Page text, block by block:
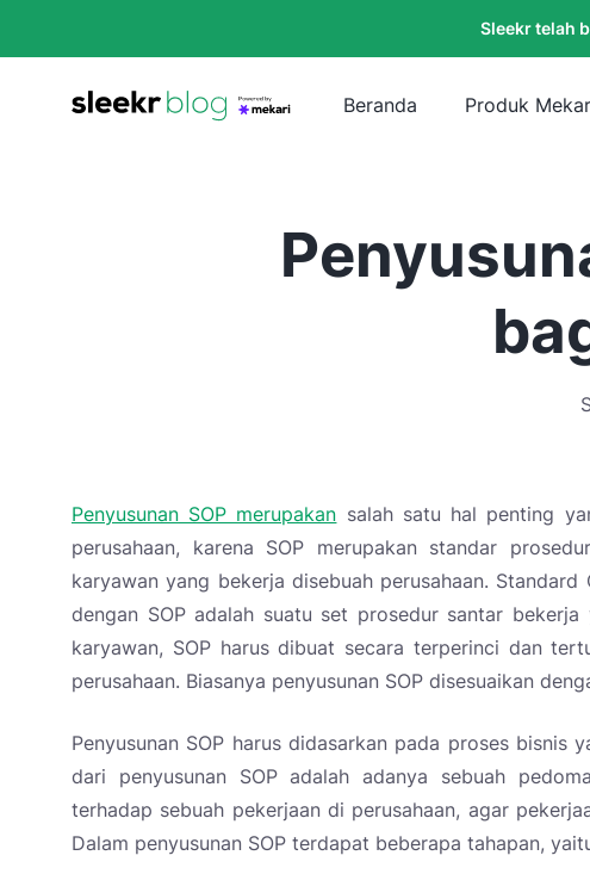
Sleekr telah
Beranda Produk
Penyusunan SOP merupakan salah satu hal penting
perusahaan, karena SOP merupakan standar
karyawan yang bekerja disebuah perusahaan.
dengan SOP adalah suatu set prosedur santar
karyawan, SOP harus dibuat secara terperinci dan
perusahaan. Biasanya penyusunan SOP disesuaikan
Penyusunan SOP harus didasarkan pada proses bisnis
dari penyusunan SOP adalah adanya sebuah
terhadap sebuah pekerjaan di perusahaan, agar
Dalam penyusunan SOP terdapat beberapa tahapan,